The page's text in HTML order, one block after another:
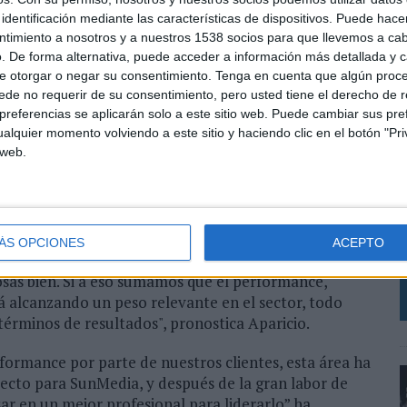
mediante las características de dispositivos. Puede
a nosotros y a nuestros 1538 socios para que llevemos a
De forma alternativa, puede acceder a información más detallada y
otorgar o negar su consentimiento. Tenga en cuenta que algún
no requerir de su consentimiento, pero usted tiene el derecho de
se aplicarán solo a este sitio web. Puede cambiar sus
momento volviendo a este sitio y haciendo clic en el botón
OPCIONES ACEPTO
UK, Noruega o Sri Lanka.
ha depositado en mi. Me incorporé en
ya formamos un equipo de más de 50
mundo del performance, consiguiendo que los
explica Aparicio.
de mejorar la coordinación de los equipos de
el encargado de coordinar y fomentar el
negocio.
de performance en 2018 nos marcamos un
conseguido. Esto es sinónimo de que
bien. Si a eso sumamos que el performance,
alcanzando un peso relevante en el sector, todo
de resultados", pronostica Aparicio.
por parte de nuestros clientes, esta área ha
para SunMedia, y después de la gran labor de